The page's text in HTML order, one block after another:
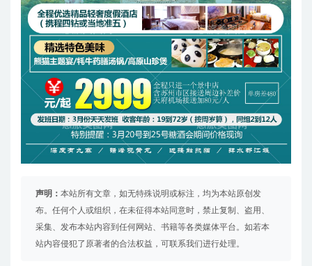
声明： 本站所有文章，如无特殊说明或标注，均为本站原创发
布。任何个人或组织，在未征得本站同意时，禁止复制、盗用、
采集、发布本站内容到任何网站、书籍等各类媒体平台。如若本
站内容侵犯了原著者的合法权益，可联系我们进行处理。